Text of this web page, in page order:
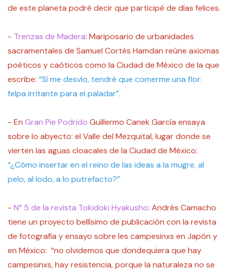
de este planeta podré decir que participé de días felices.
- Trenzas de Madera: Mariposario de urbanidades
sacramentales de Samuel Cortés Hamdan reúne axiomas
poéticos y caóticos como la Ciudad de México de la que
escribe: “Sí me desvío, tendré que comerme una flor:
felpa irritante para el paladar”.
- En Gran Pie Podrido Guillermo Canek García ensaya
sobre lo abyecto: el Valle del Mezquital, lugar donde se
vierten las aguas cloacales de la Ciudad de México:
“¿Cómo insertar en el reino de las ideas a la mugre, al
pelo, al lodo, a lo putrefacto?”
- N° 5 de la revista Tokidoki Hyakusho: Andrés Camacho
tiene un proyecto bellísimo de publicación con la revista
de fotografía y ensayo sobre les campesinxs en Japón y
en México: “no olvidemos que dondequiera que hay
campesinxs, hay resistencia, porque la naturaleza no se